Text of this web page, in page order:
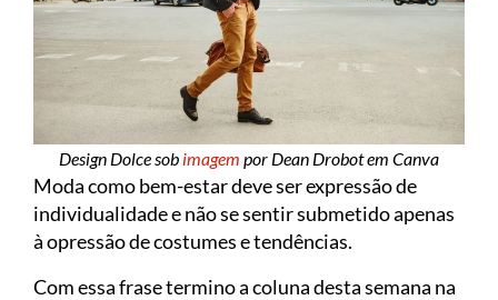
Design Dolce sob imagem por Dean Drobot em Canva
Moda como bem-estar deve ser expressão de
individualidade e não se sentir submetido apenas
à opressão de costumes e tendências.
Com essa frase termino a coluna desta semana na